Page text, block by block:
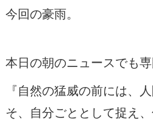
今回の豪雨。
本日の朝のニュースでも専
『自然の猛威の前には、
そ、自分ごととして捉え